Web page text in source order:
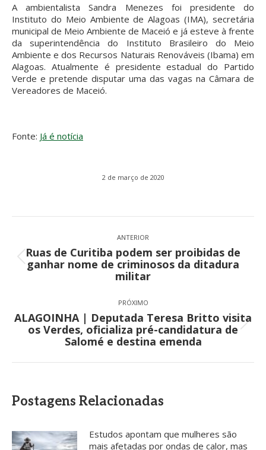
A ambientalista Sandra Menezes foi presidente do
Instituto do Meio Ambiente de Alagoas (IMA), secretária
municipal de Meio Ambiente de Maceió e já esteve à frente
da superintendência do Instituto Brasileiro do Meio
Ambiente e dos Recursos Naturais Renováveis (Ibama) em
Alagoas. Atualmente é presidente estadual do Partido
Verde e pretende disputar uma das vagas na Câmara de
Vereadores de Maceió.
Fonte: Já é notícia
2 de março de 2020
post:
ANTERIOR
Post
anterior:
Ruas de Curitiba podem ser proibidas de
ganhar nome de criminosos da ditadura
militar
PRÓXIMO
Próximo
post:
ALAGOINHA | Deputada Teresa Britto visita
os Verdes, oficializa pré-candidatura de
Salomé e destina emenda
Postagens Relacionadas
Estudos apontam que mulheres são
mais afetadas por ondas de calor, mas